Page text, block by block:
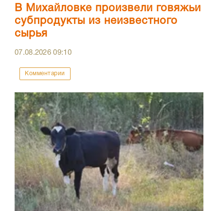
В Михайловке произвели говяжьи
субпродукты из неизвестного
сырья
07.08.202609:10
Комментарии